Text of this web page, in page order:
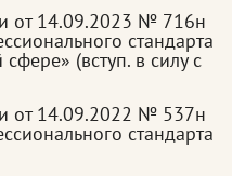
от 14.09.2023 № 716н
стандарта
(вступ. в силу с
от 14.09.2022 № 537н
стандарта